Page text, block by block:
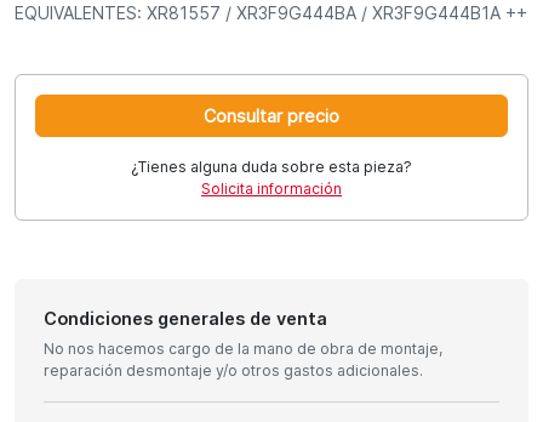
EQUIVALENTES: XR81557 / XR3F9G444BA / XR3F9G444B1A ++
Consultar precio
¿Tienes alguna duda sobre esta pieza?
Solicita información
Condiciones generales de venta
No nos hacemos cargo de la mano de obra de montaje,
reparación desmontaje y/o otros gastos adicionales.